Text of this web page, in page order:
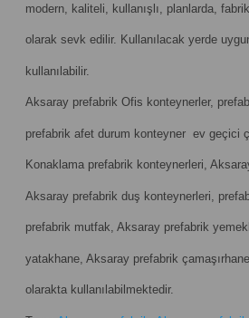
modern, kaliteli, kullanışlı, planlarda,
olarak sevk edilir. Kullanılacak yerde
kullanılabilir.
Aksaray prefabrik Ofis konteynerler,
prefabrik afet durum konteyner ev geçici
Konaklama prefabrik konteynerleri,
Aksaray prefabrik duş konteynerleri,
prefabrik mutfak, Aksaray prefabrik
yatakhane, Aksaray prefabrik
olarakta kullanılabilmektedir.